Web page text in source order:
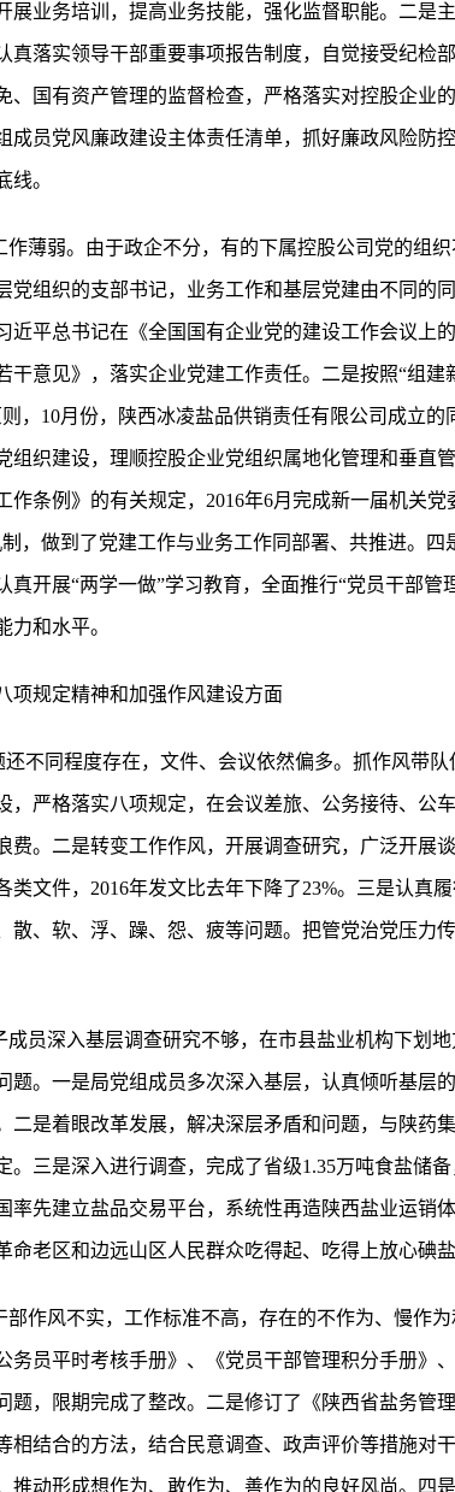
展业务培训，提高业务技能，强化监督职能。二是
真落实领导干部重要事项报告制度，自觉接受纪检
、国有资产管理的监督检查，严格落实对控股企业
成员党风廉政建设主体责任清单，抓好廉政风险防
线。
作薄弱。由于政企不分，有的下属控股公司党的组
党组织的支部书记，业务工作和基层党建由不同的
近平总书记在《全国国有企业党的建设工作会议上
干意见》，落实企业党建工作责任。二是按照“组
，10月份，陕西冰凌盐品供销责任有限公司成立
组织建设，理顺控股企业党组织属地化管理和垂直
作条例》的有关规定，2016年6月完成新一届机关
，做到了党建工作与业务工作同部署、共推进。
真开展“两学一做”学习教育，全面推行“党员干部
力和水平。
项规定精神和加强作风建设方面
还不同程度存在，文件、会议依然偏多。抓作风带
，严格落实八项规定，在会议差旅、公务接待、公
费。二是转变工作作风，开展调查研究，广泛开展
类文件，2016年发文比去年下降了23%。三是认真
散、软、浮、躁、怨、疲等问题。把管党治党压力
成员深入基层调查研究不够，在市县盐业机构下划
题。一是局党组成员多次深入基层，认真倾听基层
二是着眼改革发展，解决深层矛盾和问题，与陕药
。三是深入进行调查，完成了省级1.35万吨食盐储
率先建立盐品交易平台，系统性再造陕西盐业运销
命老区和边远山区人民群众吃得起、吃得上放心碘盐
部作风不实，工作标准不高，存在的不作为、慢作
务员平时考核手册》、《党员干部管理积分手册》
题，限期完成了整改。二是修订了《陕西省盐务管
相结合的方法，结合民意调查、政声评价等措施对
推动形成想作为、敢作为、善作为的良好风尚。四